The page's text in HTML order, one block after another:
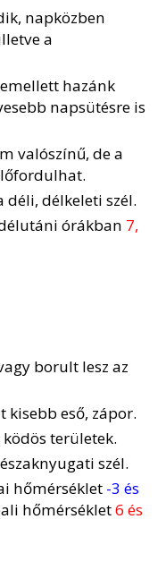
napközben
a
hazánk
napsütésre is
valószínű, de a
déli, délkeleti szél.
órákban 7,
borult lesz az
eső, zápor.
területek.
szél.
hőmérséklet -3 és
hőmérséklet6 és